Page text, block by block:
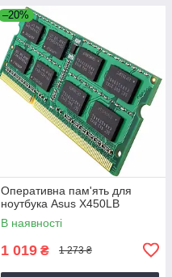
–20%
Оперативна пам'ять для
ноутбука Asus X450LB
В наявності
1 019 ₴ 1 273 ₴